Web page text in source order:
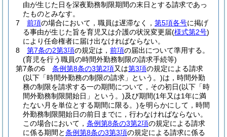
由が生じた日を深夜勤務制限期間の末日とする請求であっ
たものとみなす。
7
前項の場合において，職員は遅滞なく， 第5項各号に掲げ
る事由が生じた旨を育児又は介護の状況変更届(様式第2号)
により任命権者に届け出なければならない。
8
第7条の2第3項の規定は， 前項の届出について準用する。
(育児を行う職員の時間外勤務制限の請求手続等)
第7条の6
条例第8条の3第2項又は第3項の規定による請求
(以下「時間外勤務の制限の請求」という。)は，時間外勤
務の制限を請求する一の期間について，その初日(以下「時
間外勤務制限開始日」という。)及び期間(1年又は1年に満
たない月を単位とする期間に限る。)を明らかにして，時間
外勤務制限開始日の前日までに，行わなければならない。
この場合において， 条例第8条の3第2項の規定による請求
に係る期間と条例第8条の3第3項の規定による請求に係る